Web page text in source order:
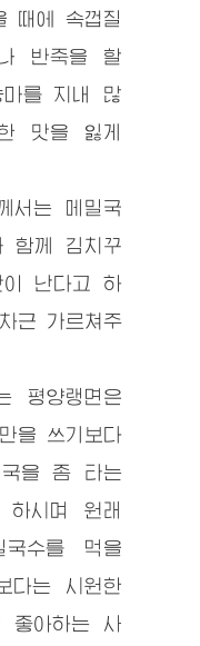
때에 속껍질
반죽을 할
마를 지내 많
맛을 잃게
서는 메밀국
함께 김치꾸
이 난다고 하
근 가르쳐주
평양랭면은
을 쓰기보다
을 좀 타는
시며 원래
국수를 먹을
다는 시원한
좋아하는 사